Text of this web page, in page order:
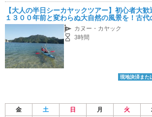
【大人の半日シーカヤックツアー】初心者大
１３００年前と変わらぬ大自然の風景を！古
ックで海散歩♪案内ガイドが楽しくサポートす
カヌー・カヤック
3時間
現地決済また
金 土 日 月 火